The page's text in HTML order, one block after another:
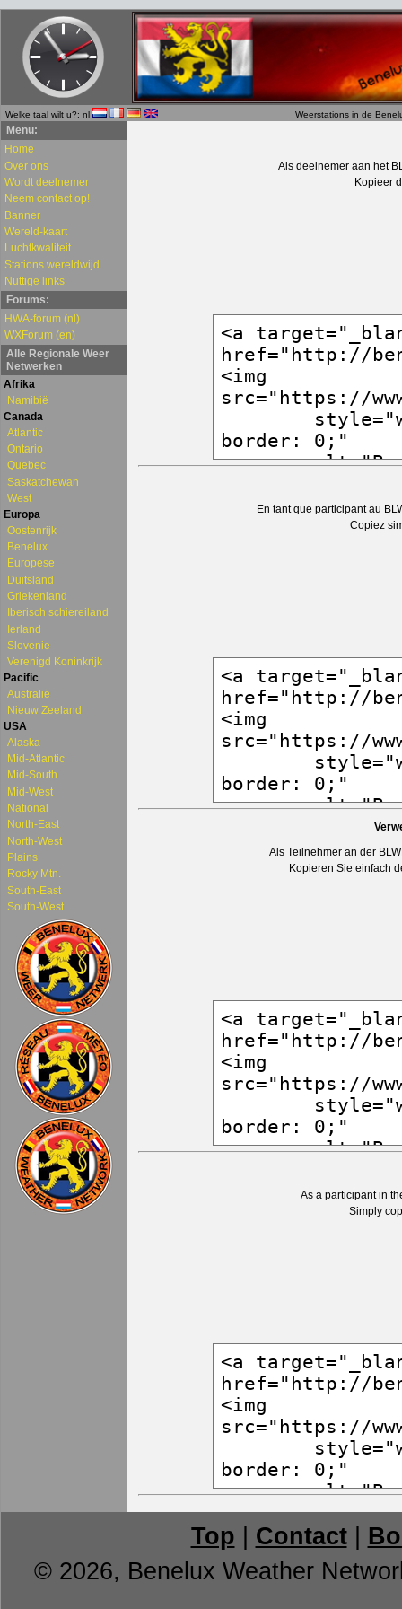
Welke taal wilt u?: nl Weerstations in de
Menu:
Home
Over ons
Wordt deelnemer
Neem contact op!
Banner
Wereld-kaart
Luchtkwaliteit
Stations wereldwijd
Nuttige links
Forums:
HWA-forum (nl)
WXForum (en)
Alle Regionale Weer
Netwerken
Afrika
Namibië
Canada
Atlantic
Ontario
Quebec
Saskatchewan
West
Europa
Oostenrijk
Benelux
Europese
Duitsland
Griekenland
Iberisch schiereiland
Ierland
Slovenie
Verenigd Koninkrijk
Pacific
Australië
Nieuw Zeeland
USA
Alaska
Mid-Atlantic
Mid-South
Mid-West
National
North-East
North-West
Plains
Rocky Mtn.
South-East
South-West
Als deelnemer aan het
Kopieer
En tant que participant au
Copiez
Als Teilnehmer an der
Kopieren Sie einfach
As a participant in
Simply
Top Contact
© 2026, Benelux Weather